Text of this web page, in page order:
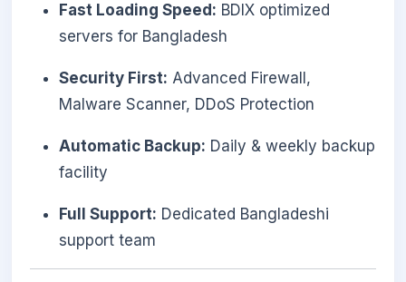
Fast Loading Speed: BDIX optimized
servers for Bangladesh
Security First: Advanced Firewall,
Malware Scanner, DDoS Protection
Automatic Backup: Daily & weekly backup
facility
Full Support: Dedicated Bangladeshi
support team